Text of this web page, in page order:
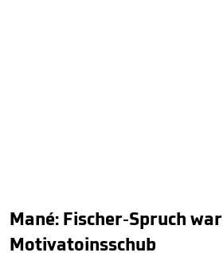
Mané: Fischer-Spruch war
Motivatoinsschub